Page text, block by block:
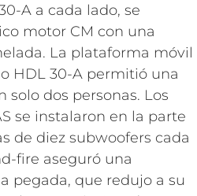
A a cada lado, se
motor CM con una
La plataforma móvil
HDL 30-A permitió una
solo dos personas. Los
se instalaron en la parte
de diez subwoofers cada
fire aseguró una
pegada, que redujo a su